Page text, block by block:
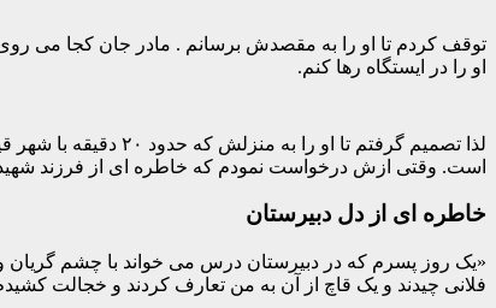
توقف کردم تا او را به مقصدش برسانم . مادر جان کجا می
او را در ایستگاه رها کنم.
است. وقتی ازش درخواست نمودم که خاطره ای از فرزند
خاطره ای از دل دبیرستان
«یک روز پسرم که در دبیرستان درس می خواند با چشم
فلانی چیدند و یک قاچ از آن به من تعارف کردند و خجالت